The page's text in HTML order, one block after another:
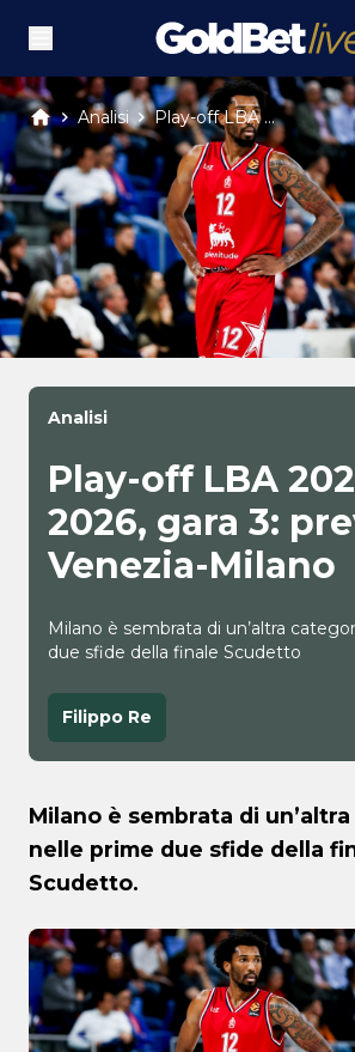
Analisi Play-off LBA ...
Analisi
Play-off LBA
2026, gara 3:
Venezia-Milano
Milano è sembrata di un’altra
due sfide della finale Scudetto
Filippo Re
Milano è sembrata di
nelle prime due sfide della
Scudetto.